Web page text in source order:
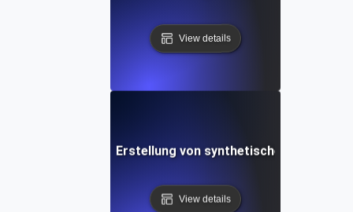
View details
Practices für die Erstellung von synthetischen API-Test-
View details